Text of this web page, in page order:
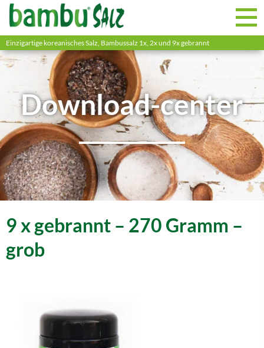
Einzigartige koreanisches Salz, Bambussalz 1x, 2x und 9x gebrannt
Download-center
9 x gebrannt – 270 Gramm –
grob